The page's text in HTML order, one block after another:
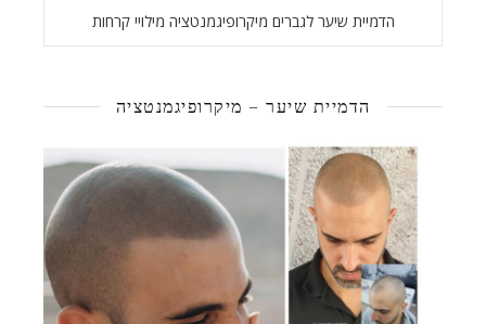
הדמיית שיער לגברים מיקרופיגמנטציה מילויי קרחות
הדמיית שיער – מיקרופיגמנטציה